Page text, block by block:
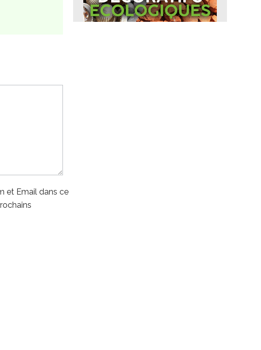
et Email dans ce